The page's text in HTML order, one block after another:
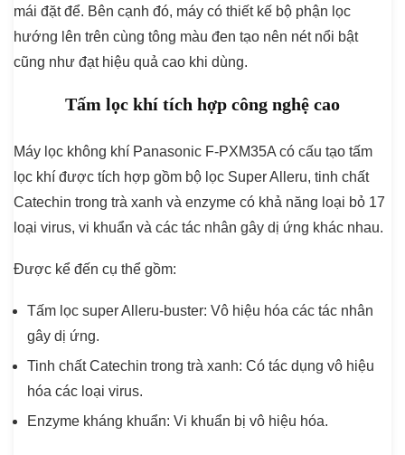
mái đặt để. Bên cạnh đó, máy có thiết kế bộ phận lọc
hướng lên trên cùng tông màu đen tạo nên nét nổi bật
cũng như đạt hiệu quả cao khi dùng.
Tấm lọc khí tích hợp công nghệ cao
Máy lọc không khí Panasonic F-PXM35A có cấu tạo tấm
lọc khí được tích hợp gồm bộ lọc Super Alleru, tinh chất
Catechin trong trà xanh và enzyme có khả năng loại bỏ 17
loại virus, vi khuẩn và các tác nhân gây dị ứng khác nhau.
Được kể đến cụ thể gồm:
Tấm lọc super Alleru-buster: Vô hiệu hóa các tác nhân
gây dị ứng.
Tinh chất Catechin trong trà xanh: Có tác dụng vô hiệu
hóa các loại virus.
Enzyme kháng khuẩn: Vi khuẩn bị vô hiệu hóa.